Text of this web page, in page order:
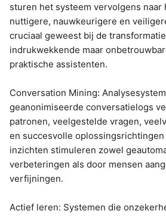
sturen het systeem vervolgens naar
nuttigere, nauwkeurigere en
cruciaal geweest bij de
indrukwekkende maar
praktische assistenten.
Conversation Mining:
geanonimiseerde conversatielogs
patronen, veelgestelde vragen,
en succesvolle
inzichten stimuleren zowel
verbeteringen als door mensen
verfijningen.
Actief leren: Systemen die